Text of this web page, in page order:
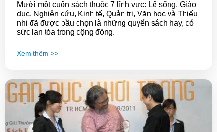
Mười một cuốn sách thuộc 7 lĩnh vực: Lẽ sống, Giáo
dục, Nghiên cứu, Kinh tế, Quản trị, Văn học và Thiếu
nhi đã được bầu chọn là những quyển sách hay, có
sức lan tỏa trong cộng đồng.
Xem thêm >>